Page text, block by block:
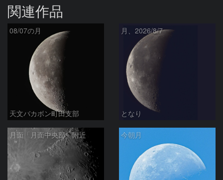
関連作品
08/07の月
天文バカボン町田支部
月、2026/8/7
となり
月面「月面中央部」附近 今朝月